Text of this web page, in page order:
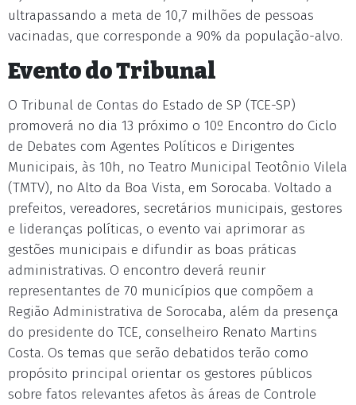
ultrapassando a meta de 10,7 milhões de pessoas
vacinadas, que corresponde a 90% da população-alvo.
Evento do Tribunal
O Tribunal de Contas do Estado de SP (TCE-SP)
promoverá no dia 13 próximo o 10º Encontro do Ciclo
de Debates com Agentes Políticos e Dirigentes
Municipais, às 10h, no Teatro Municipal Teotônio Vilela
(TMTV), no Alto da Boa Vista, em Sorocaba. Voltado a
prefeitos, vereadores, secretários municipais, gestores
e lideranças políticas, o evento vai aprimorar as
gestões municipais e difundir as boas práticas
administrativas. O encontro deverá reunir
representantes de 70 municípios que compõem a
Região Administrativa de Sorocaba, além da presença
do presidente do TCE, conselheiro Renato Martins
Costa. Os temas que serão debatidos terão como
propósito principal orientar os gestores públicos
sobre fatos relevantes afetos às áreas de Controle